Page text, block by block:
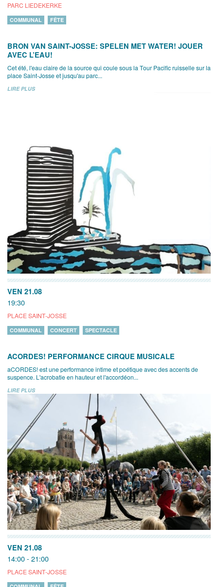
PARC LIEDEKERKE
COMMUNAL FÊTE
BRON VAN SAINT-JOSSE: SPELEN MET WATER! JOUER
AVEC L’EAU!
Cet été, l'eau claire de la source qui coule sous la Tour Pacific ruisselle sur la
place Saint-Josse et jusqu'au parc...
LIRE PLUS
VEN 21.08
19:30
PLACE SAINT-JOSSE
COMMUNAL CONCERT SPECTACLE
ACORDES! PERFORMANCE CIRQUE MUSICALE
aCORDES! est une performance intime et poétique avec des accents de
suspence. L'acrobatie en hauteur et l'accordéon...
LIRE PLUS
VEN 21.08
14:00 - 21:00
PLACE SAINT-JOSSE